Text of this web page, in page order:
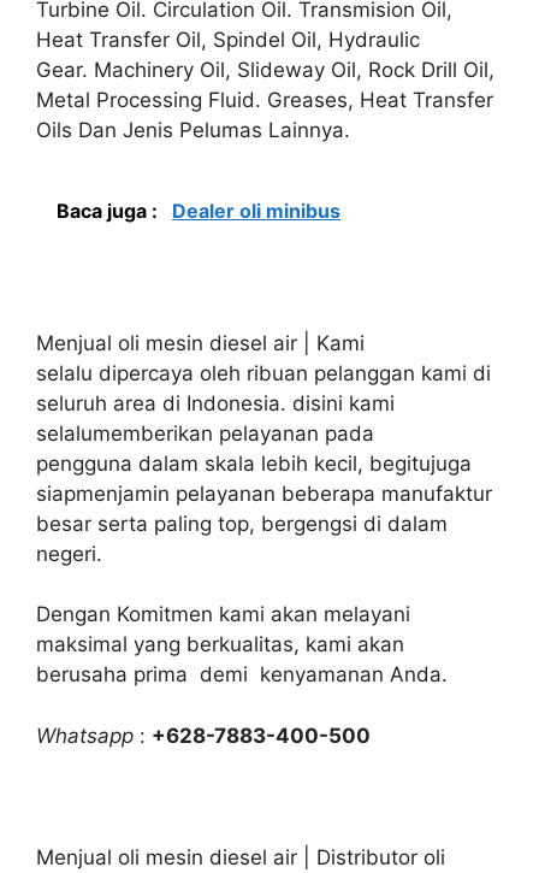
Turbine Oil. Circulation Oil. Transmision Oil,
Heat Transfer Oil, Spindel Oil, Hydraulic
Gear. Machinery Oil, Slideway Oil, Rock Drill Oil,
Metal Processing Fluid. Greases, Heat Transfer
Oils Dan Jenis Pelumas Lainnya.
Baca juga : Dealer oli minibus
Menjual oli mesin diesel air | Kami
selalu dipercaya oleh ribuan pelanggan kami di
seluruh area di Indonesia. disini kami
selalumemberikan pelayanan pada
pengguna dalam skala lebih kecil, begitujuga
siapmenjamin pelayanan beberapa manufaktur
besar serta paling top, bergengsi di dalam
negeri.
Dengan Komitmen kami akan melayani
maksimal yang berkualitas, kami akan
berusaha prima demi kenyamanan Anda.
Whatsapp : +628-7883-400-500
Menjual oli mesin diesel air | Distributor oli